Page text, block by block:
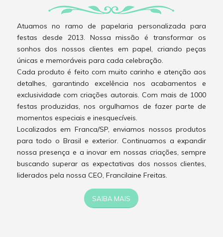
Atuamos no ramo de papelaria personalizada para
festas desde 2013. Nossa missão é transformar os
sonhos dos nossos clientes em papel, criando peças
únicas e memoráveis para cada celebração.
Cada produto é feito com muito carinho e atenção aos
detalhes, garantindo excelência nos acabamentos e
exclusividade com criações autorais. Com mais de 1000
festas produzidas, nos orgulhamos de fazer parte de
momentos especiais e inesquecíveis.
Localizados em Franca/SP, enviamos nossos produtos
para todo o Brasil e exterior. Continuamos a expandir
nossa presença e a inovar em nossas criações, sempre
buscando superar as expectativas dos nossos clientes,
liderados pela nossa CEO, Francilaine Freitas.
SAIBA MAIS